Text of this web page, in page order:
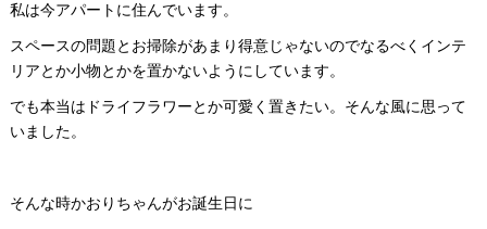
私は今アパートに住んでいます。
スペースの問題とお掃除があまり得意じゃないのでなるべくインテ
リアとか小物とかを置かないようにしています。
でも本当はドライフラワーとか可愛く置きたい。そんな風に思って
いました。
そんな時かおりちゃんがお誕生日に